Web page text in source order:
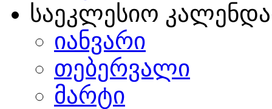
საეკლესიო
იანვარი
თებერვალი
მარტი